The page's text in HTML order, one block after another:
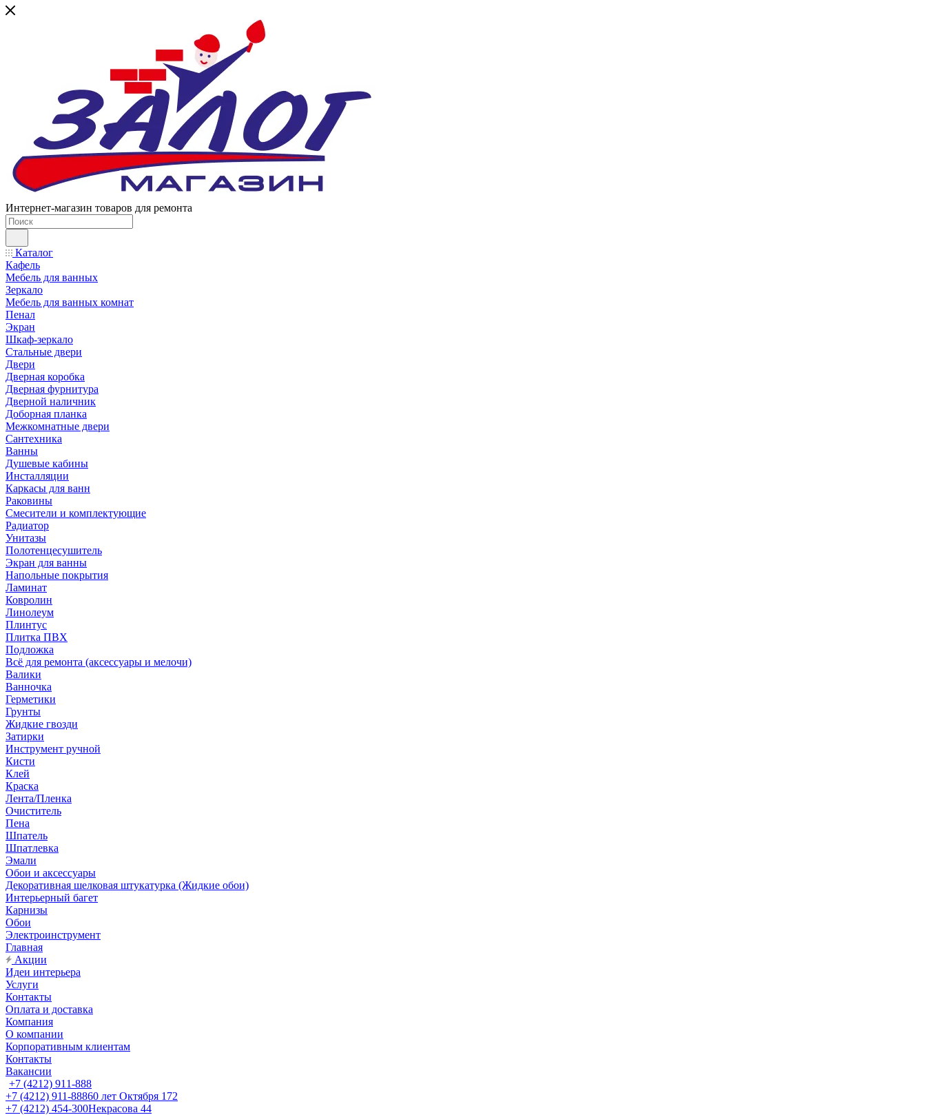
Интернет-магазин товаров для ремонта
Каталог
Кафель
Мебель для ванных
Зеркало
Мебель для ванных комнат
Пенал
Экран
Шкаф-зеркало
Стальные двери
Двери
Дверная коробка
Дверная фурнитура
Дверной наличник
Доборная планка
Межкомнатные двери
Сантехника
Ванны
Душевые кабины
Инсталляции
Каркасы для ванн
Раковины
Смесители и комплектующие
Радиатор
Унитазы
Полотенцесушитель
Экран для ванны
Напольные покрытия
Ламинат
Ковролин
Линолеум
Плинтус
Плитка ПВХ
Подложка
Всё для ремонта (аксессуары и мелочи)
Валики
Ванночка
Герметики
Грунты
Жидкие гвозди
Затирки
Инструмент ручной
Кисти
Клей
Краска
Лента/Пленка
Очиститель
Пена
Шпатель
Шпатлевка
Эмали
Обои и аксессуары
Декоративная шелковая штукатурка (Жидкие обои)
Интерьерный багет
Карнизы
Обои
Электроинструмент
Главная
Акции
Идеи интерьера
Услуги
Контакты
Оплата и доставка
Компания
О компании
Корпоративным клиентам
Контакты
Вакансии
+7 (4212) 911-888
+7 (4212) 911-88860 лет Октября 172
+7 (4212) 454-300Некрасова 44